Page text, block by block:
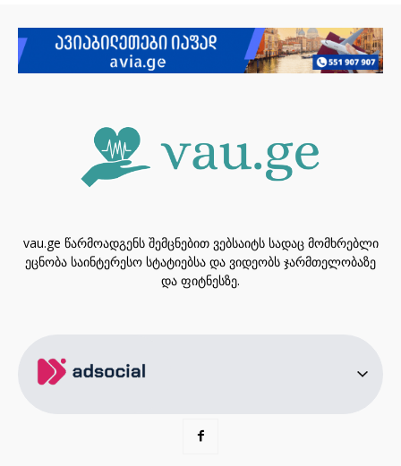
vau.ge წარმოადგენს შემცნებით ვებსაიტს სადაც მომხრებლი
ეცნობა საინტერესო სტატიებსა და ვიდეობს ჯარმთელობაზე
და ფიტნესზე.